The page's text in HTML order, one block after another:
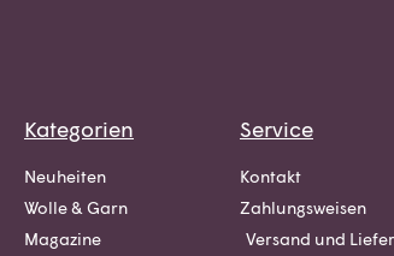
Kategorien
Neuheiten
Wolle & Garn
Magazine
Service
Kontakt
Zahlungsweisen
Versand und